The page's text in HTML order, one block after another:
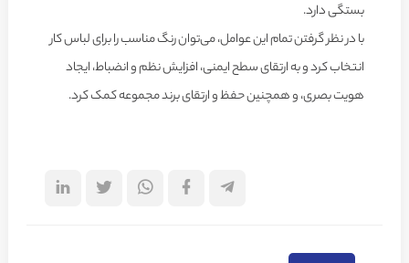
بستگی دارد.
با در نظر گرفتن تمام این عوامل، می‌توان رنگ مناسب را برای لباس کار
انتخاب کرد و به ارتقای سطح ایمنی، افزایش نظم و انضباط، ایجاد
هویت بصری، و همچنین حفظ و ارتقای برند مجموعه کمک کرد.